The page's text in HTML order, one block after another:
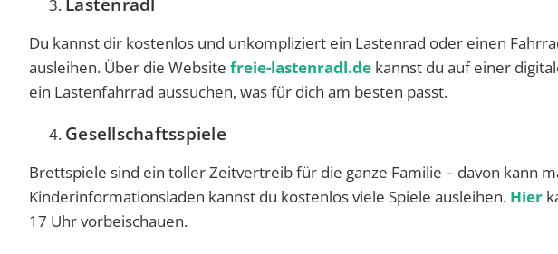
Du kannst dir kostenlos und unkompliziert ein Lastenrad oder einen
ausleihen. Über die Website freie-lastenradl.de kannst du auf einer
ein Lastenfahrrad aussuchen, was für dich am besten passt.
Gesellschaftsspiele
Brettspiele sind ein toller Zeitvertreib für die ganze Familie – davon kann
Kinderinformationsladen kannst du kostenlos viele Spiele ausleihen. Hier
17 Uhr vorbeischauen.